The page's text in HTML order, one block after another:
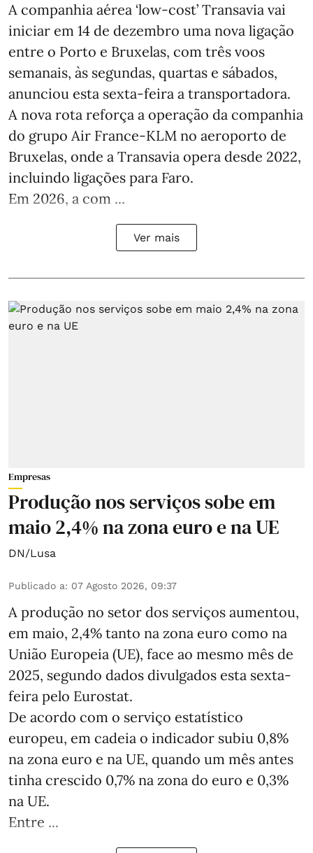
A companhia aérea ‘low-cost’ Transavia vai
iniciar em 14 de dezembro uma nova ligação
entre o Porto e Bruxelas, com três voos
semanais, às segundas, quartas e sábados,
anunciou esta sexta-feira a transportadora.
A nova rota reforça a operação da companhia
do grupo Air France-KLM no aeroporto de
Bruxelas, onde a Transavia opera desde 2022,
incluindo ligações para Faro.
Em 2026, a com ...
Ver mais
Empresas
Produção nos serviços sobe em
maio 2,4% na zona euro e na UE
DN/Lusa
Publicado a: 07 Agosto 2026, 09:37
A produção no setor dos serviços aumentou,
em maio, 2,4% tanto na zona euro como na
União Europeia (UE), face ao mesmo mês de
2025, segundo dados divulgados esta sexta-
feira pelo Eurostat.
De acordo com o serviço estatístico
europeu, em cadeia o indicador subiu 0,8%
na zona euro e na UE, quando um mês antes
tinha crescido 0,7% na zona do euro e 0,3%
na UE.
Entre ...